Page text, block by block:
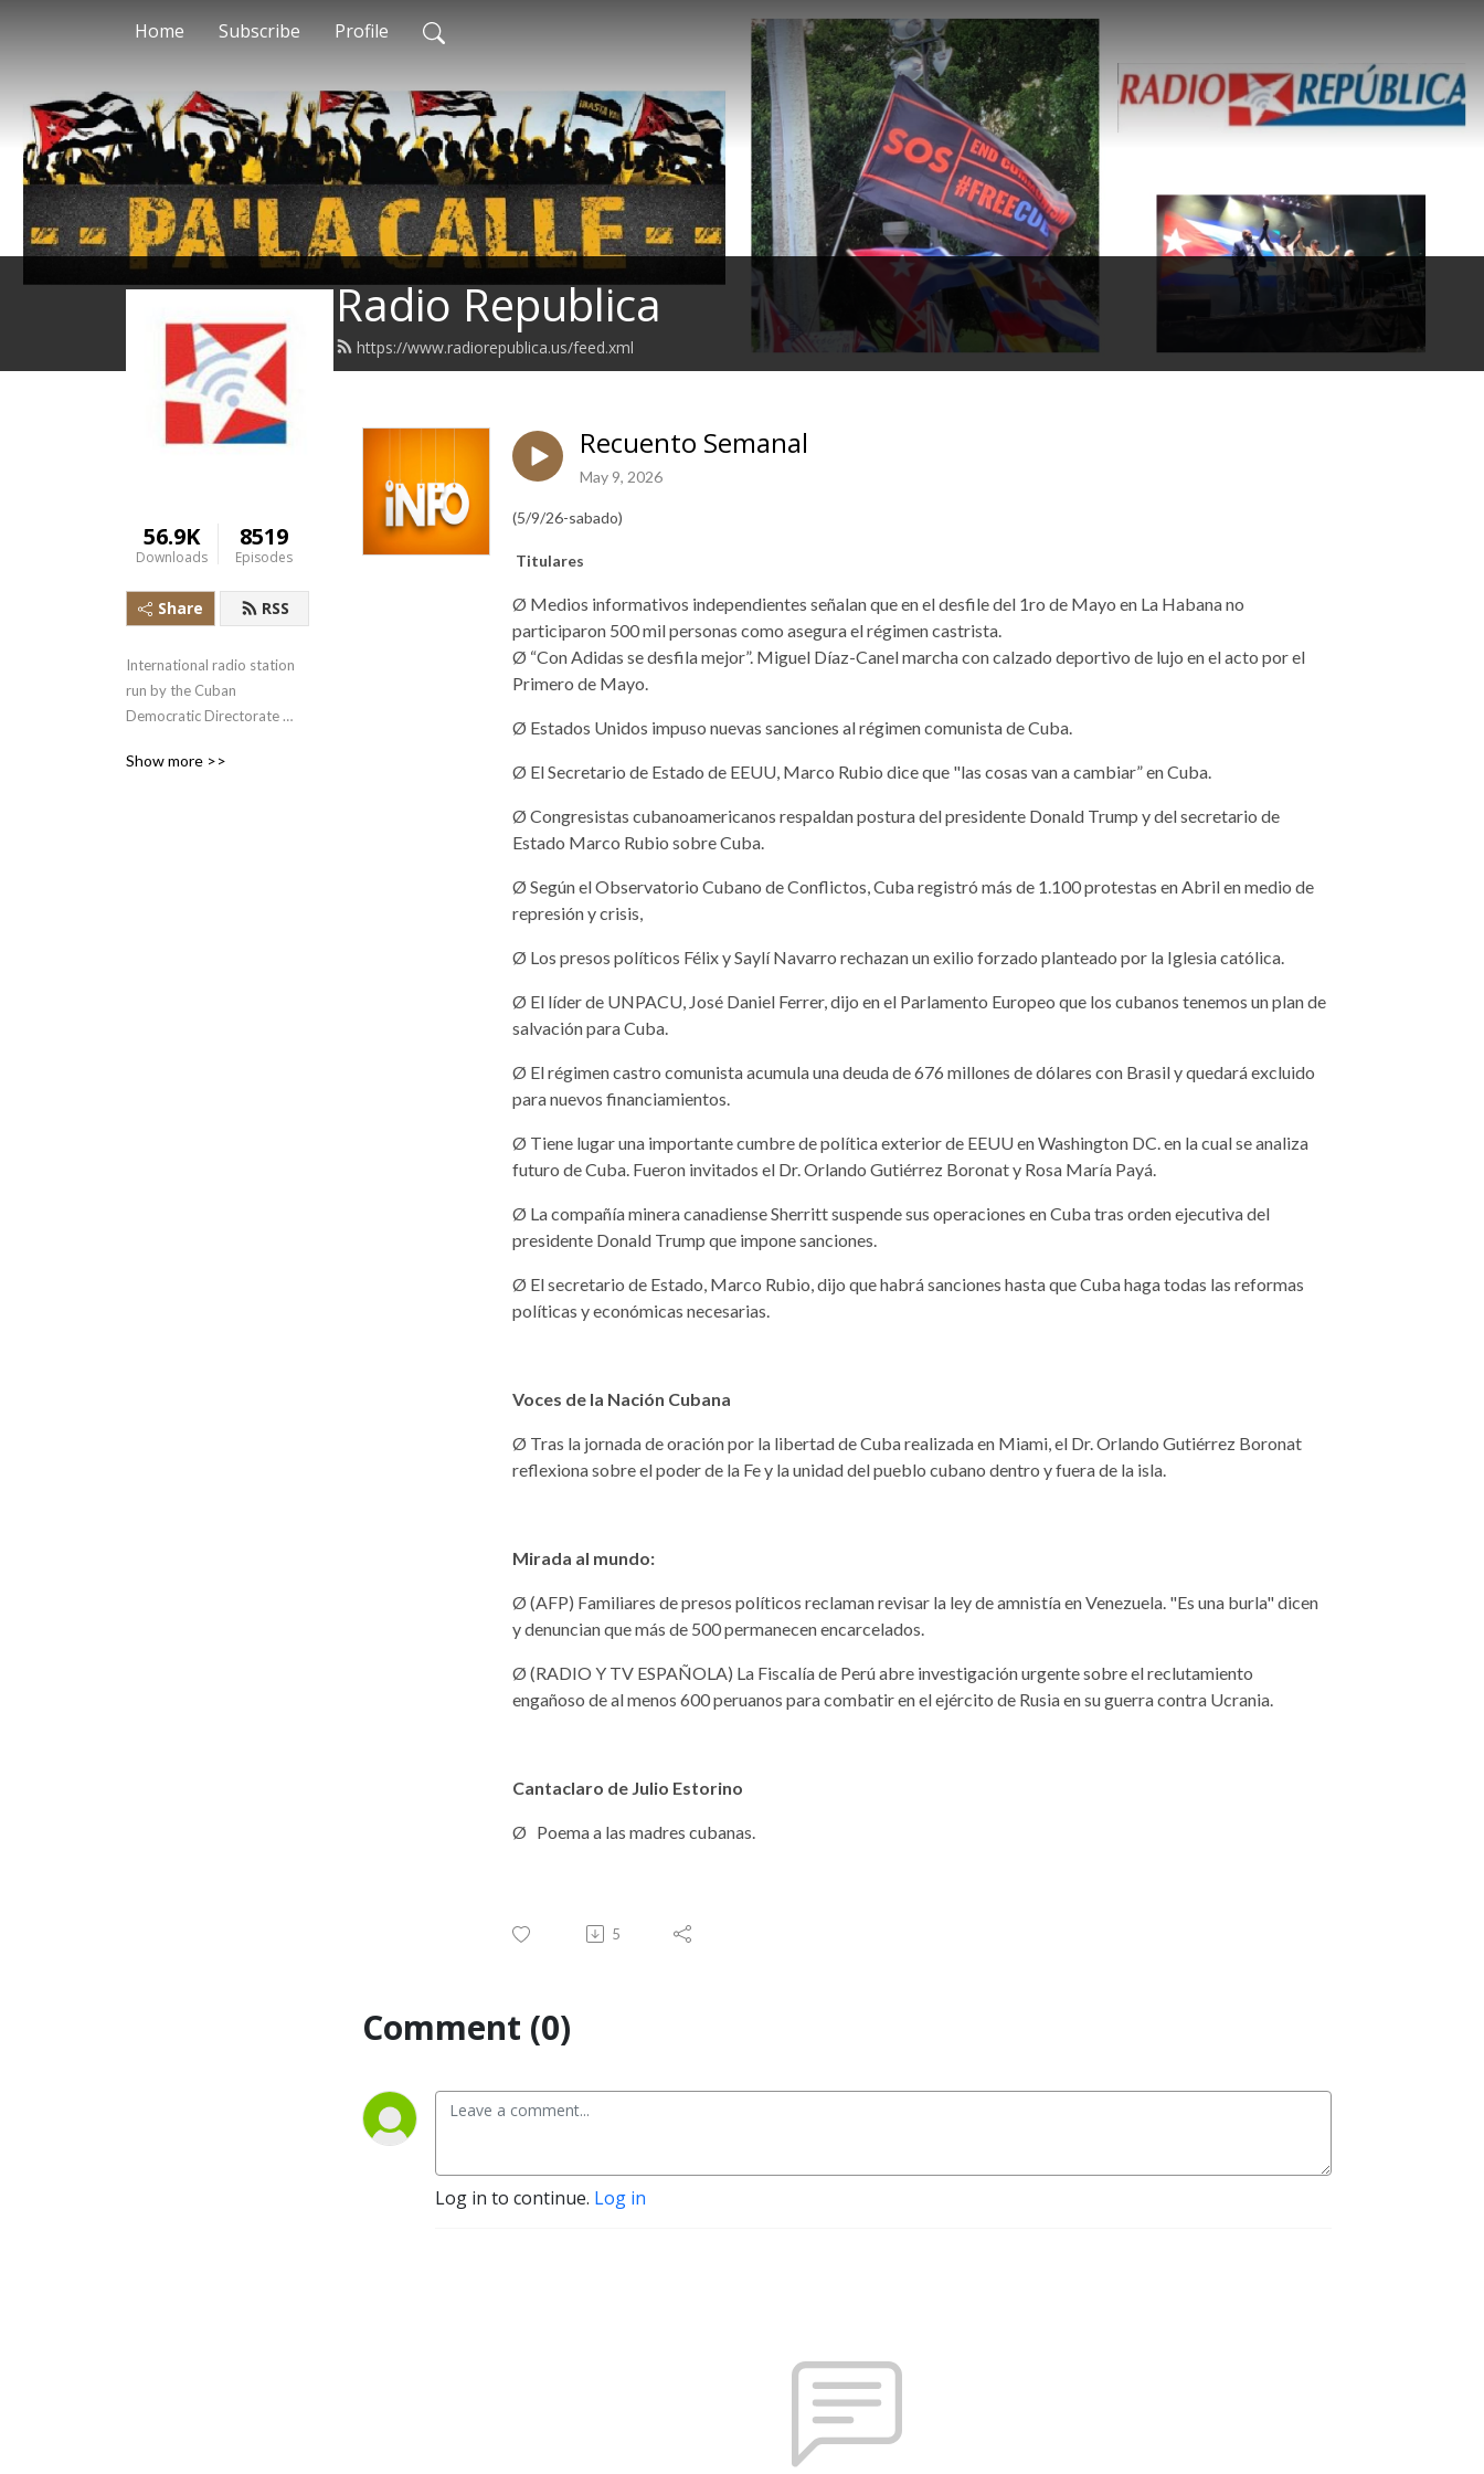
Home Subscribe Profile
Radio Republica
https://www.radiorepublica.us/feed.xml
56.9K
Downloads
8519
Episodes
Share RSS
International radio station
run by the Cuban
Democratic Directorate
news and information to the
Show more >>
Recuento Semanal
May 9, 2026
(5/9/26-sabado)
Titulares
Ø Medios informativos independientes señalan que en el desfile del 1ro de Mayo en La Habana no
participaron 500 mil personas como asegura el régimen castrista.
Ø “Con Adidas se desfila mejor”. Miguel Díaz-Canel marcha con calzado deportivo de lujo en el acto por el
Primero de Mayo.
Ø Estados Unidos impuso nuevas sanciones al régimen comunista de Cuba.
Ø El Secretario de Estado de EEUU, Marco Rubio dice que "las cosas van a cambiar” en Cuba.
Ø Congresistas cubanoamericanos respaldan postura del presidente Donald Trump y del secretario de
Estado Marco Rubio sobre Cuba.
Ø Según el Observatorio Cubano de Conflictos, Cuba registró más de 1.100 protestas en Abril en medio de
represión y crisis,
Ø Los presos políticos Félix y Saylí Navarro rechazan un exilio forzado planteado por la Iglesia católica.
Ø El líder de UNPACU, José Daniel Ferrer, dijo en el Parlamento Europeo que los cubanos tenemos un plan de
salvación para Cuba.
Ø El régimen castro comunista acumula una deuda de 676 millones de dólares con Brasil y quedará excluido
para nuevos financiamientos.
Ø Tiene lugar una importante cumbre de política exterior de EEUU en Washington DC. en la cual se analiza
futuro de Cuba. Fueron invitados el Dr. Orlando Gutiérrez Boronat y Rosa María Payá.
Ø La compañía minera canadiense Sherritt suspende sus operaciones en Cuba tras orden ejecutiva del
presidente Donald Trump que impone sanciones.
Ø El secretario de Estado, Marco Rubio, dijo que habrá sanciones hasta que Cuba haga todas las reformas
políticas y económicas necesarias.
Voces de la Nación Cubana
Ø Tras la jornada de oración por la libertad de Cuba realizada en Miami, el Dr. Orlando Gutiérrez Boronat
reflexiona sobre el poder de la Fe y la unidad del pueblo cubano dentro y fuera de la isla.
Mirada al mundo:
Ø (AFP) Familiares de presos políticos reclaman revisar la ley de amnistía en Venezuela. "Es una burla" dicen
y denuncian que más de 500 permanecen encarcelados.
Ø (RADIO Y TV ESPAÑOLA) La Fiscalía de Perú abre investigación urgente sobre el reclutamiento
engañoso de al menos 600 peruanos para combatir en el ejército de Rusia en su guerra contra Ucrania.
Cantaclaro de Julio Estorino
Ø Poema a las madres cubanas.
5
Comment (0)
Log in to continue. Log in